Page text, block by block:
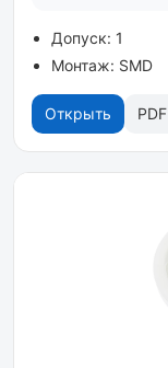
Допуск: 1
Монтаж: SMD
Открыть PDF